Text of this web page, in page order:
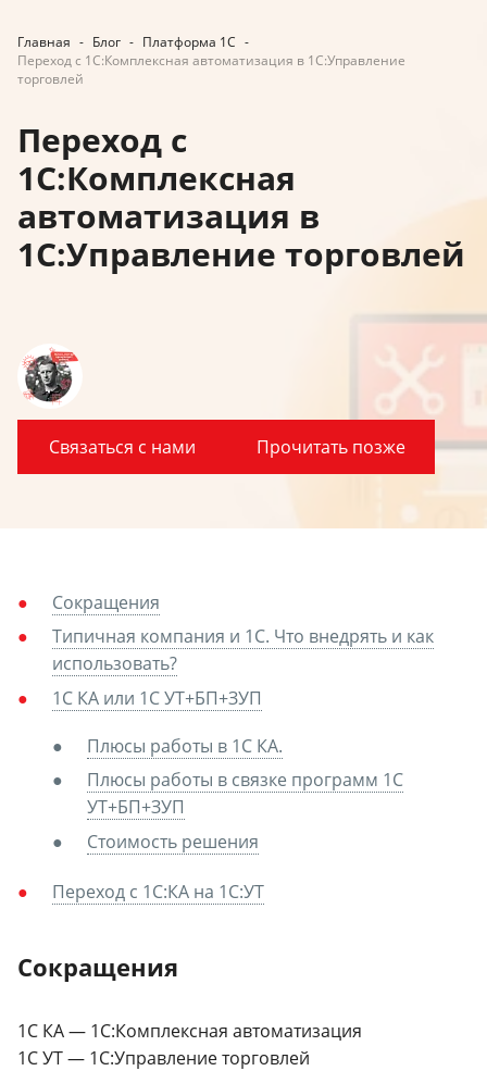
Главная - Блог - Платформа 1С -
Переход с 1С:Комплексная автоматизация в 1С:Управление
торговлей
Переход с
1С:Комплексная
автоматизация в
1С:Управление торговлей
Связаться с нами Прочитать позже
Сокращения
Типичная компания и 1С. Что внедрять и как
использовать?
1С КА или 1С УТ+БП+ЗУП
Плюсы работы в 1С КА.
Плюсы работы в связке программ 1С
УТ+БП+ЗУП
Стоимость решения
Переход с 1С:КА на 1С:УТ
Сокращения
1С КА — 1С:Комплексная автоматизация
1С УТ — 1C:Управление торговлей